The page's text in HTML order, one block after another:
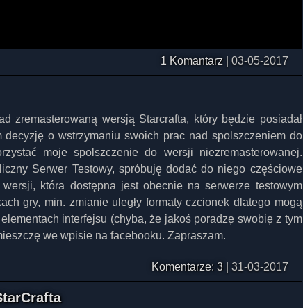
1 Komantarz| 03-05-2017
zremasterowaną wersją Starcrafta, który będzie posiadał
decyzję o wstrzymaniu swoich prac nad spolszczeniem do
moje spolszczenie do wersji niezremasterowanej.
Serwer Testowy, spróbuję dodać do niego częściowe
która dostępna jest obecnie na serwerze testowym
gry, min. zmianie uległy formaty czcionek dlatego mogą
interfejsu (chyba, że jakoś poradzę swobię z tym
we wpisie na facebooku. Zapraszam.
Komentarze: 3 31-03-2017